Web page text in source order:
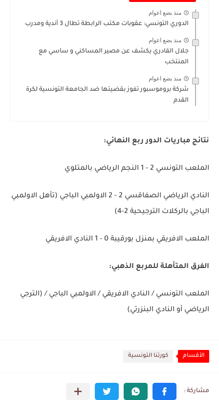
منذ بضع اعوام
الدوري التونسي: عقوبات مكتب الرابطة تطال 3 أندية ومدرب
منذ بضع اعوام
جلال القادري يكشف عن مصير المساكني و ساسي مع
المنتخب
منذ بضع اعوام
شركة بروموسبور تفوز بقضيتها ضد الجامعة التونسية لكرة
القدم
نتائج مباريات الدور ربع النهائي:
الملعب التونسي 2 - 1 النجم الرياضي بالمتلوي
النادي الرياضي الصفاقسي 2 - 2 الاولمبي الباجي (تأهل الاولمبي
الباجي بالركلات الترجيحية 2-4)
الملعب الافريقي بمنزل بورقيبة 0 - 1 النادي الافريقي
الفرق المتأهلة للمربع الذهبي:
الملعب التونسي / النادي الافريقي / الاولمبي الباجي / (الترجي
الرياضي أو النادي البنزرتي)
الأقسام كورتنا التونسية